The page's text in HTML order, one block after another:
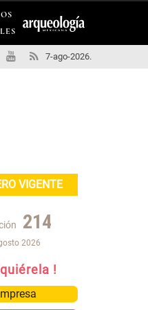
7-ago-2026.
VIGENTE
214
2026
!